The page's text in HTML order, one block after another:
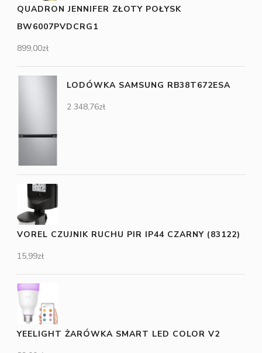
QUADRON JENNIFER ZŁOTY POŁYSK
BW6007PVDCRG1
899,00zł
LODÓWKA SAMSUNG RB38T672ESA
2 348,76zł
VOREL CZUJNIK RUCHU PIR IP44 CZARNY (83122)
15,99zł
YEELIGHT ŻARÓWKA SMART LED COLOR V2